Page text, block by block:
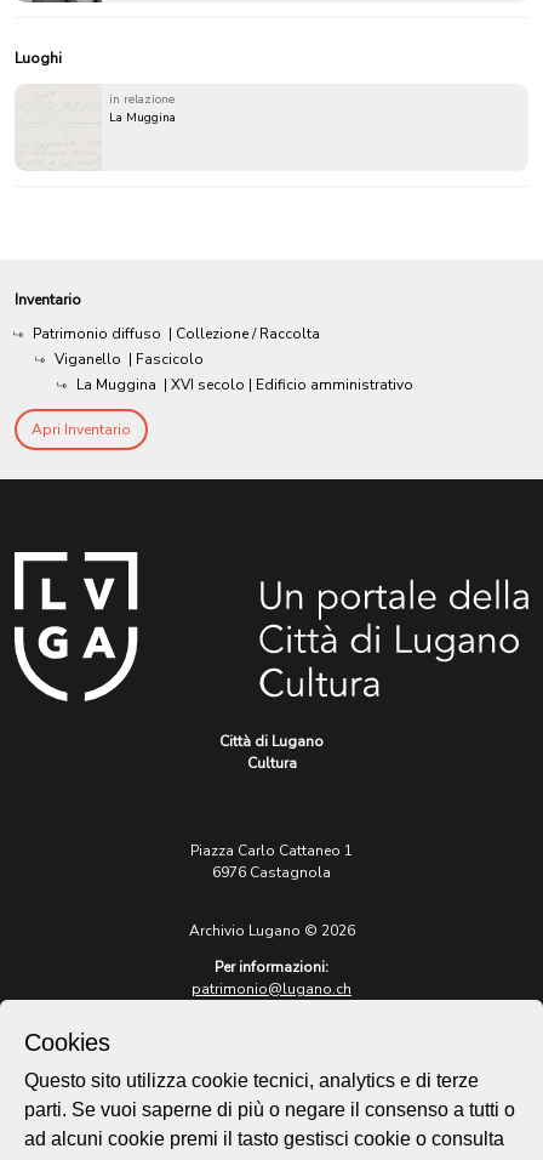
Luoghi
in relazione
La Muggina
Inventario
Patrimonio diffuso | Collezione / Raccolta
Viganello | Fascicolo
La Muggina | XVI secolo | Edificio amministrativo
Apri Inventario
Città di Lugano
Cultura
Piazza Carlo Cattaneo 1
6976 Castagnola
Archivio Lugano © 2026
Per informazioni:
patrimonio@lugano.ch
lugano.ch
Cookie policy
Privacy Policy
Cookies
Questo sito utilizza cookie tecnici, analytics e di terze
parti. Se vuoi saperne di più o negare il consenso a tutti o
ad alcuni cookie premi il tasto gestisci cookie o consulta